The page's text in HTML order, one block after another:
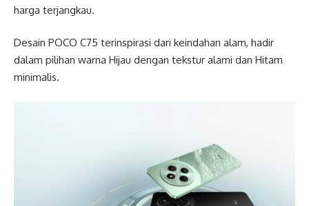
harga terjangkau.
Desain POCO C75 terinspirasi dari keindahan alam, hadir
dalam pilihan warna Hijau dengan tekstur alami dan Hitam
minimalis.